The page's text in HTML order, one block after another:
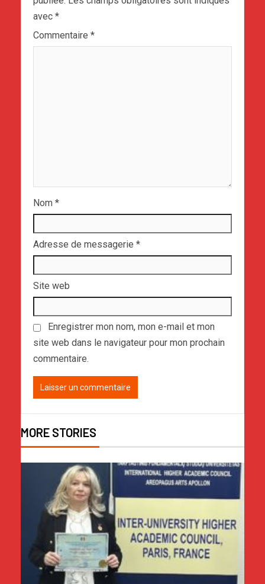
avec *
Commentaire *
Nom *
Adresse de messagerie *
Site web
Enregistrer mon nom, mon e-mail et mon
site web dans le navigateur pour mon prochain
commentaire.
MORE STORIES